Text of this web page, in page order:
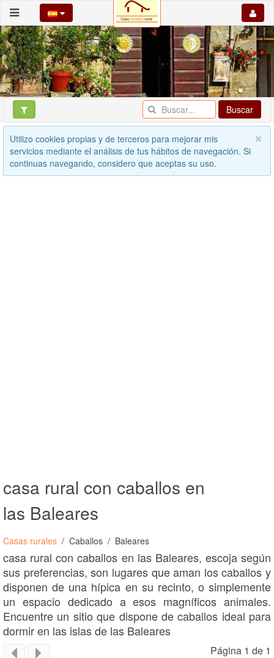
Buscar
Utilizo cookies propias y de terceros para mejorar mis
servicios mediante el análisis de tus hábitos de navegación. Si
continuas navegando, considero que aceptas su uso.
casa rural con caballos en
las Baleares
Casas rurales Caballos Baleares
casa rural con caballos en las Baleares, escoja según
sus preferencias, son lugares que aman los caballos y
disponen de una hípica en su recinto, o simplemente
un espacio dedicado a esos magníficos animales.
Encuentre un sitio que dispone de caballos ideal para
dormir en las islas de las Baleares
Página 1 de 1